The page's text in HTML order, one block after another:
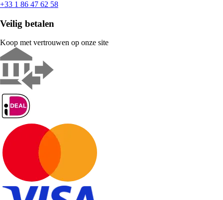
+33 1 86 47 62 58
Veilig betalen
Koop met vertrouwen op onze site